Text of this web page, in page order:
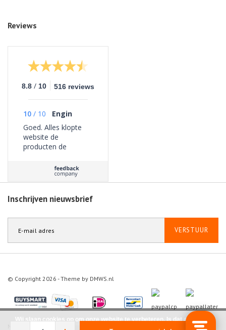
Reviews
8.8 / 10 516 reviews
10 / 10
Engin
Goed. Alles klopte
website de
producten de
problemen ervaren.
Inschrijven nieuwsbrief
VERSTUUR
© Copyright 2026 - Theme by DMWS.nl
Wij slaan cookies op om onze website te verbeteren. Is dat akkoord?